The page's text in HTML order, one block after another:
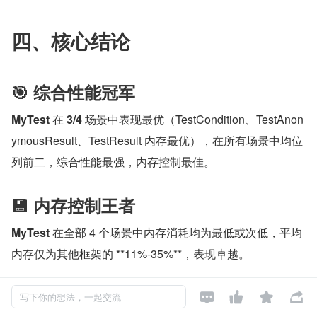
四、核心结论
🎯 综合性能冠军
MyTest 在 3/4 场景中表现最优（TestCondition、TestAnon
ymousResult、TestResult 内存最优），在所有场景中均位
列前二，综合性能最强，内存控制最佳。
💾 内存控制王者
MyTest 在全部 4 个场景中内存消耗均为最低或次低，平均
内存仅为其他框架的 ​**11%-35%**​，表现卓越。
⚡ 特定场景冠军
写下你的想法，一起交流    